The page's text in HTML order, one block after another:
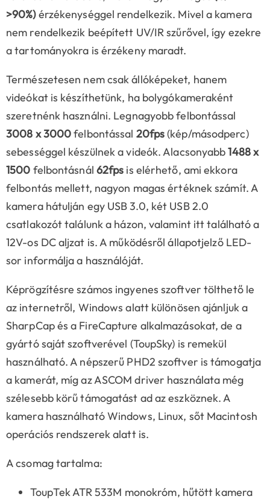
>90%)érzékenységgel rendelkezik. Mivel a kamera
nem rendelkezik beépített UV/IR szűrővel, így ezekre
a tartományokra is érzékeny maradt.
Természetesen nem csak állóképeket, hanem
videókat is készíthetünk, ha bolygókameraként
szeretnénk használni. Legnagyobb felbontással
3008 x 3000felbontással 20fps(kép/másodperc)
sebességgel készülnek a videók. Alacsonyabb1488 x
1500 felbontásnál 62fps is elérhető, ami ekkora
felbontás mellett, nagyon magas értéknek számít. A
kamera hátulján egy USB 3.0, két USB 2.0
csatlakozót találunk a házon, valamint itt található a
12V-os DC aljzat is. A működésről állapotjelző LED-
sor informálja a használóját.
Képrögzítésre számos ingyenes szoftver tölthető le
az internetről, Windows alatt különösen ajánljuk a
SharpCap és a FireCapture alkalmazásokat, de a
gyártó saját szoftverével (ToupSky) is remekül
használható. A népszerű PHD2 szoftver is támogatja
a kamerát, míg az ASCOM driver használata még
szélesebb körű támogatást ad az eszköznek. A
kamera használható Windows, Linux, sőt Macintosh
operációs rendszerek alatt is.
A csomag tartalma:
ToupTek ATR 533M monokróm, hűtött kamera